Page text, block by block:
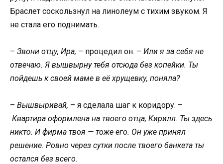
Браслет соскользнул на линолеум с тихим звуком. Я
не стала его поднимать.
– Звони отцу, Ира, – процедил он. – Или я за себя не
отвечаю. Я вышвырну тебя отсюда без копейки. Ты
пойдешь к своей маме в её хрущевку, поняла?
– Вышвыривай, – я сделала шаг к коридору. –
Квартира оформлена на твоего отца, Кирилл. Ты здесь
никто. И фирма твоя — тоже его. Он уже принял
решение. Ровно через сутки после твоего банкета ты
остался без всего.